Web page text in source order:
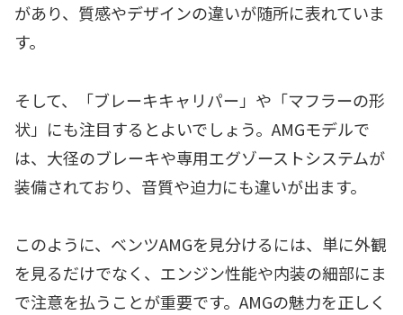
があり、質感やデザインの違いが随所に表れていま
す。
そして、「ブレーキキャリパー」や「マフラーの形
状」にも注目するとよいでしょう。AMGモデルで
は、大径のブレーキや専用エグゾーストシステムが
装備されており、音質や迫力にも違いが出ます。
このように、ベンツAMGを見分けるには、単に外観
を見るだけでなく、エンジン性能や内装の細部にま
で注意を払うことが重要です。AMGの魅力を正しく